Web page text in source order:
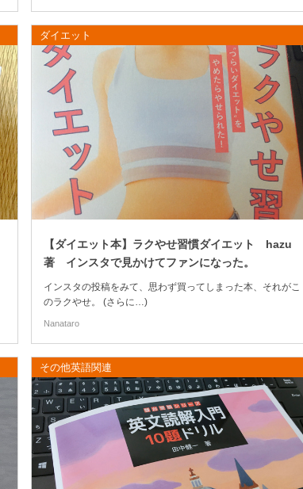
席にもっていく方式だったので、余計なものはなかったので
す。 が、アビメには同封されていた。 (さ...
ダイエット
【ダイエット本】ラクやせ習慣ダイエット hazu
著 インスタで見かけてファンになった。
インスタの投稿をみて、思わず買ってしまった本、それがこ
のラクやせ。 (さらに…)
Nanataro
その他英語関連